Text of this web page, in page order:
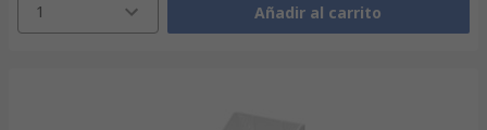
1 Añadir al carrito